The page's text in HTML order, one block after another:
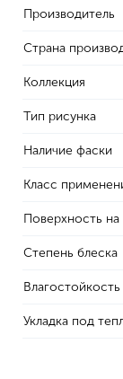
Производитель
Страна
Коллекция
Тип рисунка
Наличие фаски
Класс
Поверхность
Степень блеска
Влагостойкость
Укладка под